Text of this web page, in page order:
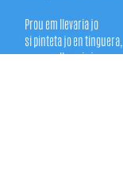
Prou em llevaria jo
si pinteta jo en tinguera,
prou em llevaria jo,